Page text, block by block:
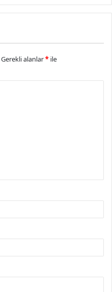
Gerekli alanlar* ile